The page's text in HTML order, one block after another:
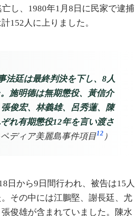
し、1980年1月8日に民家で逮捕
152人に上りました。
法廷は最終判決を下し、8人
施明德は無期懲役、黃信介
俊宏、林義雄、呂秀蓮、陳
れ有期懲役12年を言い渡さ
ペディア美麗島事件項目12 ）
日から9日間行われ、被告は15人
その中には江鵬堅、謝長廷、尤
俊雄が含まれていました。陳水